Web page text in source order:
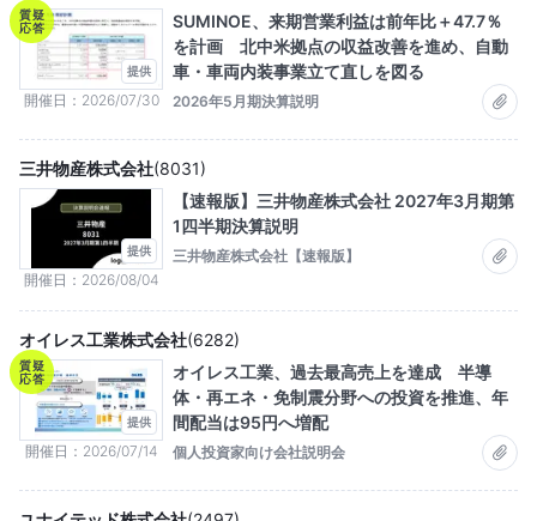
質疑
応答
提供
開催日 2026/07/30
SUMINOE、来期営業利益は前年比＋47.7％
を計画 北中米拠点の収益改善を進め、自動
車・車両内装事業立て直しを図る
2026年5月期決算説明
提供
開催日 2026/08/04
三井物産株式会社(8031)
【速報版】三井物産株式会社 2027年3月期第
1四半期決算説明
三井物産株式会社【速報版】
質疑
応答
提供
開催日 2026/07/14
オイレス工業株式会社(6282)
オイレス工業、過去最高売上を達成 半導
体・再エネ・免制震分野への投資を推進、年
間配当は95円へ増配
個人投資家向け会社説明会